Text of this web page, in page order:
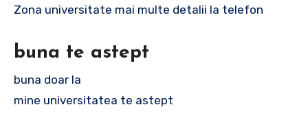
Zona universitate mai multe detalii la telefon
buna te astept
buna doar la
mine universitatea te astept